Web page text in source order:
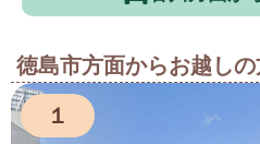
徳島市方面からお越し
１